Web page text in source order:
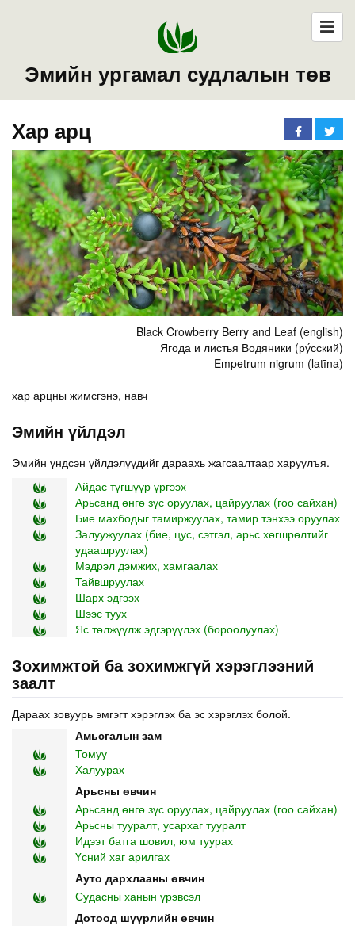
Эмийн ургамал судлалын төв
Хар арц
Black Crowberry Berry and Leaf (english)
Ягода и листья Водяники (ру́сский)
Empetrum nigrum (latīna)
хар арцны жимсгэнэ, навч
Эмийн үйлдэл
Эмийн үндсэн үйлдэлүүдийг дараахь жагсаалтаар харуулъя.
Айдас түгшүүр үргээх
Арьсанд өнгө зүс оруулах, цайруулах (гоо сайхан)
Бие махбодыг тамиржуулах, тамир тэнхээ оруулах
Залуужуулах (бие, цус, сэтгэл, арьс хөгшрөлтийг
удаашруулах)
Мэдрэл дэмжих, хамгаалах
Тайвшруулах
Шарх эдгээх
Шээс туух
Яс төлжүүлж эдгэрүүлэх (бороолуулах)
Зохимжтой ба зохимжгүй хэрэглээний
заалт
Дараах зовуурь эмгэгт хэрэглэх ба эс хэрэглэх болой.
Амьсгалын зам
Томуу
Халуурах
Арьсны өвчин
Арьсанд өнгө зүс оруулах, цайруулах (гоо сайхан)
Арьсны тууралт, усархаг тууралт
Идээт батга шовил, юм туурах
Үсний хаг арилгах
Ауто дархлааны өвчин
Судасны ханын үрэвсэл
Дотоод шүүрлийн өвчин